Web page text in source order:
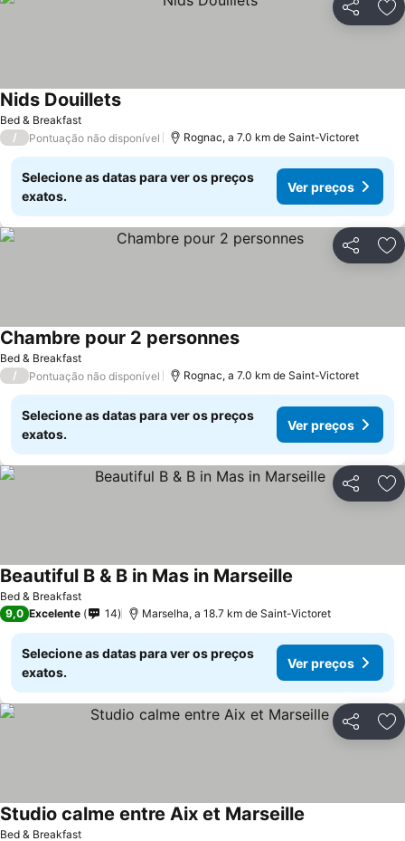
Partilhar
Bed & Breakfast
Nids DouilletsVer preços
/ Pontuação não disponível Rognac, a 7.0 km de Saint-Victoret
Selecione as datas para ver os preços
exatos.
Ver preços
Partilhar
Bed & Breakfast
Chambre pour 2 personnesVer preços
/ Pontuação não disponível Rognac, a 7.0 km de Saint-Victoret
Selecione as datas para ver os preços
exatos.
Ver preços
Partilhar
Bed & Breakfast
Beautiful B & B in Mas in Marseille
9,0 Excelente 14 Marselha, a 18.7 km de Saint-Victoret
Selecione as datas para ver os preços
exatos.
Ver preços
Partilhar
Bed & Breakfast
Studio calme entre Aix et Marseille